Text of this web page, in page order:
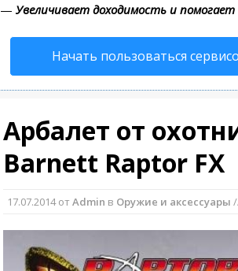
— Увеличивает доходимость и
Начать пользоваться
Арбалет от
Barnett Raptor FX
17.07.2014от Admin в Оружие и аксессуары